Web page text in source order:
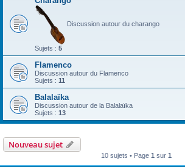
Discussion autour du charango
Sujets : 5
Flamenco
Discussion autour du Flamenco
Sujets : 11
Balalaïka
Discussion autour de la Balalaïka
Sujets : 13
Nouveau sujet
10 sujets • Page 1 sur 1